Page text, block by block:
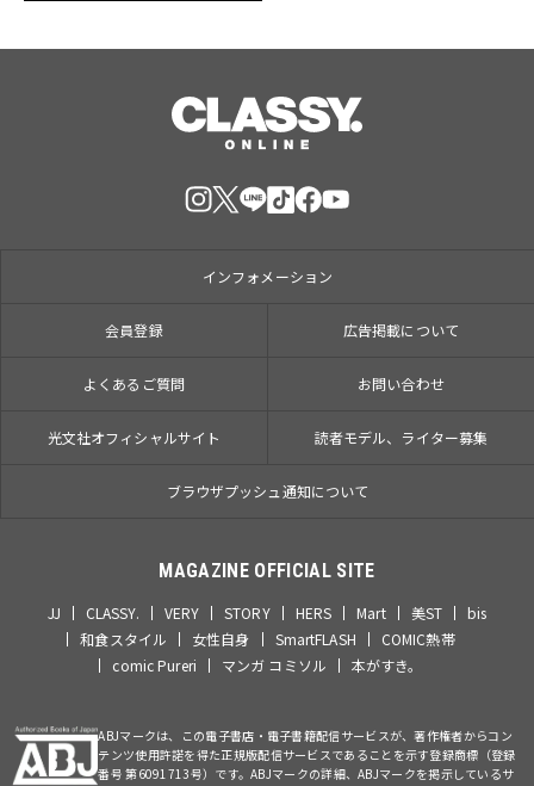
インフォメーション
会員登録 広告掲載について
よくあるご質問 お問い合わせ
光文社オフィシャルサイト 読者モデル、ライター募集
ブラウザプッシュ通知について
MAGAZINE OFFICIAL SITE
JJ CLASSY. VERY STORY HERS Mart 美ST
bis
和食スタイル
女性自身 SmartFLASH
COMIC熱帯
comic Pureri
マンガ コミソル 本がすき。
ABJマークは、この電子書店・電子書籍配信サービスが、著作権者からコン
テンツ使用許諾を得た正規版配信サービスであることを示す登録商標（登録
番号 第6091713号）です。ABJマークの詳細、ABJマークを掲示しているサ